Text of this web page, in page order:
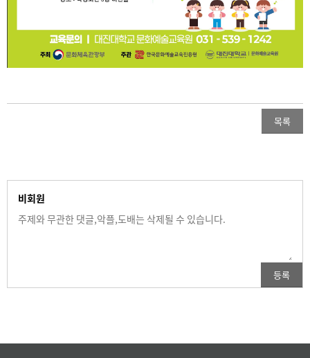
목록
비회원
등록